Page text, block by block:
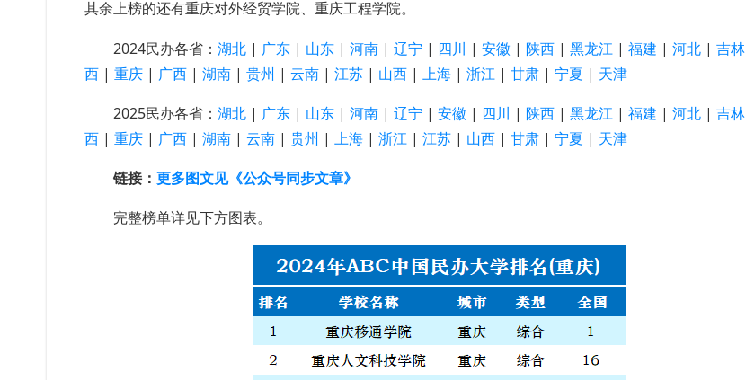
其余上榜的还有重庆对外经贸学院、重庆工程学院。
2024民办各省： 湖北 | 广东 | 山东 | 河南 | 辽宁 | 四川 | 安徽 | 陕西 | 黑龙江 | 福建 | 河北 | 吉林
西 | 重庆 | 广西 | 湖南 | 贵州 | 云南 | 江苏 | 山西 | 上海 | 浙江 | 甘肃 | 宁夏 | 天津
2025民办各省： 湖北 | 广东 | 山东 | 河南 | 辽宁 | 安徽 | 四川 | 陕西 | 黑龙江 | 福建 | 河北 | 吉林
西 | 重庆 | 广西 | 湖南 | 云南 | 贵州 | 上海 | 浙江 | 江苏 | 山西 | 甘肃 | 宁夏 | 天津
链接： 更多图文见《公众号同步文章》
完整榜单详见下方图表。